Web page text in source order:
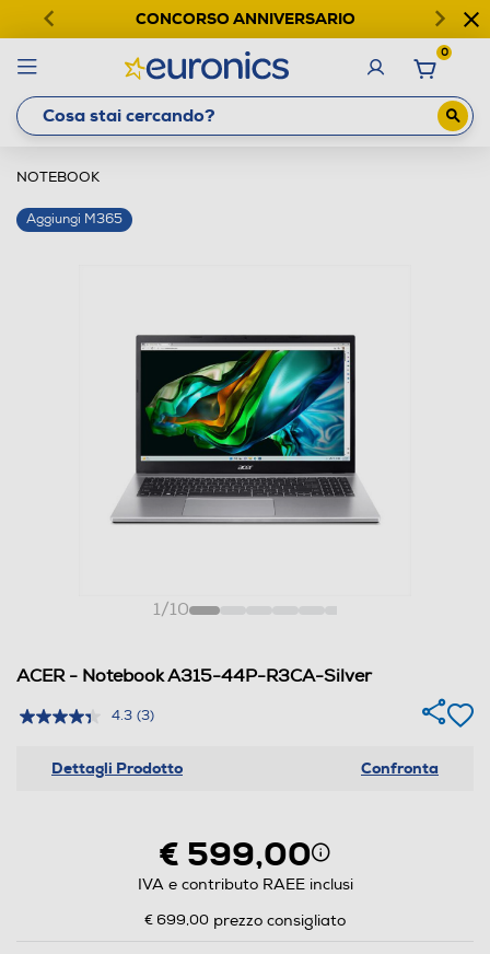
CONCORSO ANNIVERSARIO
0
NOTEBOOK
Aggiungi M365
1/10
ACER - Notebook A315-44P-R3CA-Silver
4.3 (3)
Dettagli Prodotto Confronta
€ 599,00
IVA e contributo RAEE inclusi
€ 699,00 prezzo consigliato